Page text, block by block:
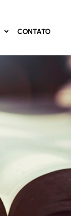
CONTATO